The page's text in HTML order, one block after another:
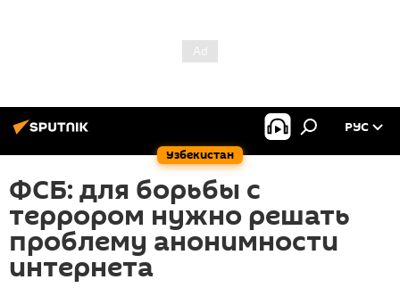
Узбекистан
РУС
ФСБ: для борьбы с
террором нужно решать
проблему анонимности
интернета